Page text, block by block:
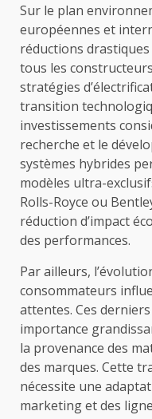
Sur le plan
européennes et
réductions drastiques
tous les
stratégies
transition
investissements
recherche et le
systèmes hybrides
modèles ultra-
Rolls-Royce ou
réduction d’impact
des performances.
Par ailleurs,
consommateurs
attentes. Ces
importance
la provenance des
des marques. Cette
nécessite une
marketing et des